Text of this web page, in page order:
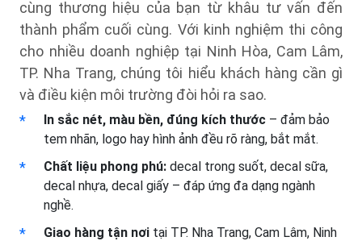
cùng thương hiệu của bạn từ khâu tư vấn đến
thành phẩm cuối cùng. Với kinh nghiệm thi công
cho nhiều doanh nghiệp tại Ninh Hòa, Cam Lâm,
TP. Nha Trang, chúng tôi hiểu khách hàng cần gì
và điều kiện môi trường đòi hỏi ra sao.
In sắc nét, màu bền, đúng kích thước – đảm bảo
tem nhãn, logo hay hình ảnh đều rõ ràng, bắt mắt.
Chất liệu phong phú: decal trong suốt, decal sữa,
decal nhựa, decal giấy – đáp ứng đa dạng ngành
nghề.
Giao hàng tận nơi tại TP. Nha Trang, Cam Lâm, Ninh